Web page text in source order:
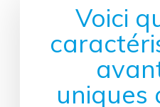
Voici
uniques